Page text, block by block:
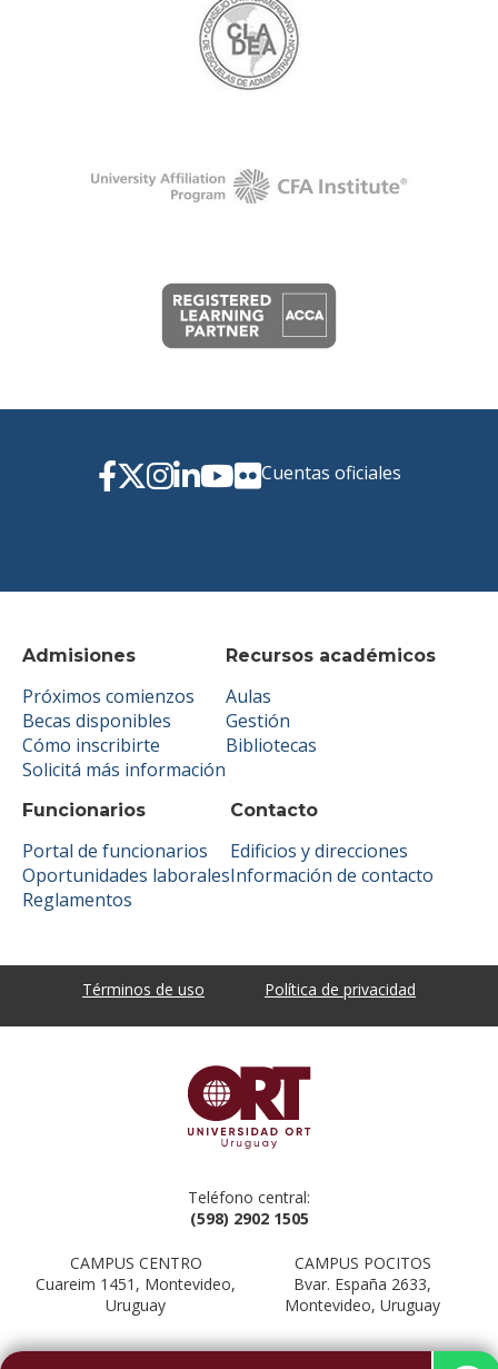
Admisiones
Próximos comienzos
Becas disponibles
Cómo inscribirte
Solicitá más información
Recursos académicos
Aulas
Gestión
Bibliotecas
Funcionarios
Portal de funcionarios
Oportunidades laborales
Reglamentos
Contacto
Edificios y direcciones
Información de contacto
Cuentas oficiales
Términos de uso Política de privacidad
Teléfono central:
(598) 2902 1505
CAMPUS CENTRO
Cuareim 1451, Montevideo,
Uruguay
CAMPUS POCITOS
Bvar. España 2633,
Montevideo, Uruguay